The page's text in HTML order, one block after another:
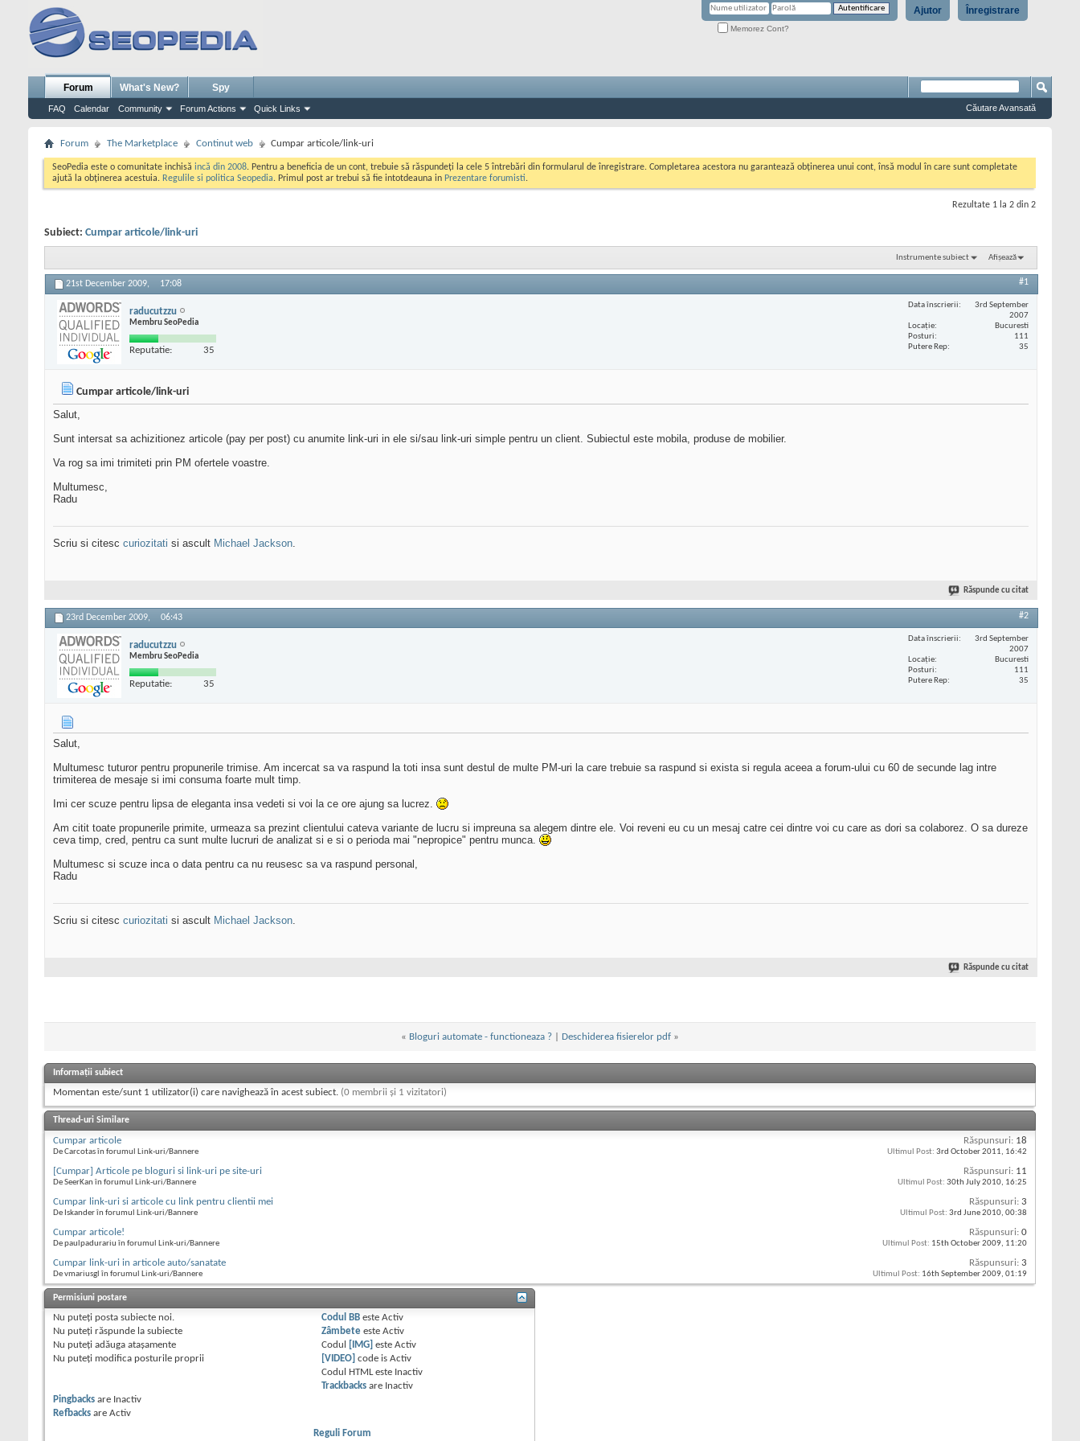
Înregistrare
Ajutor
Memorez Cont?
Forum
FAQ Calendar Community Forum Actions Quick Links
What's New? Spy
Căutare Avansată
Forum The Marketplace Continut web Cumpar articole/link-uri
SeoPedia este o comunitate inchisă incă din 2008. Pentru a beneficia de un cont, trebuie să răspundeți la cele 5 întrebări din formularul de înregistrare. Completarea acestora nu garantează obținerea unui cont, însă modul în care sunt completate
ajută la obținerea acestuia. Regulile si politica Seopedia. Primul post ar trebui să fie intotdeauna in Prezentare forumisti.
Rezultate 1 la 2 din 2
Subiect: Cumpar articole/link-uri
Instrumente subiect Afișează
21st December 2009, 17:08 #1
raducutzzu
Membru SeoPedia
Reputatie: 35
Data înscrierii
3rd September
2007
Locaţie
Bucuresti
Posturi
111
Putere Rep
35
Cumpar articole/link-uri
Salut,
Sunt intersat sa achizitionez articole (pay per post) cu anumite link-uri in ele si/sau link-uri simple pentru un client. Subiectul este mobila, produse de mobilier.
Va rog sa imi trimiteti prin PM ofertele voastre.
Multumesc,
Radu
Scriu si citesc curiozitati si ascult Michael Jackson.
Răspunde cu citat
23rd December 2009, 06:43 #2
raducutzzu
Membru SeoPedia
Reputatie: 35
Data înscrierii
3rd September
2007
Locaţie
Bucuresti
Posturi
111
Putere Rep
35
Salut,
Multumesc tuturor pentru propunerile trimise. Am incercat sa va raspund la toti insa sunt destul de multe PM-uri la care trebuie sa raspund si exista si regula aceea a forum-ului cu 60 de secunde lag intre
trimiterea de mesaje si imi consuma foarte mult timp.
Imi cer scuze pentru lipsa de eleganta insa vedeti si voi la ce ore ajung sa lucrez.
Am citit toate propunerile primite, urmeaza sa prezint clientului cateva variante de lucru si impreuna sa alegem dintre ele. Voi reveni eu cu un mesaj catre cei dintre voi cu care as dori sa colaborez. O sa dureze
ceva timp, cred, pentru ca sunt multe lucruri de analizat si e si o perioda mai "nepropice" pentru munca.
Multumesc si scuze inca o data pentru ca nu reusesc sa va raspund personal,
Radu
Scriu si citesc curiozitati si ascult Michael Jackson.
Răspunde cu citat
« Bloguri automate - functioneaza ? Deschiderea fisierelor pdf »
Informații subiect
Momentan este/sunt 1 utilizator(i) care navighează în acest subiect. (0 membrii și 1 vizitatori)
Thread-uri Similare
Cumpar articole
De Carcotas în forumul Link-uri/Bannere
Răspunsuri: 18
Ultimul Post: 3rd October 2011, 16:42
[Cumpar] Articole pe bloguri si link-uri pe site-uri
De SeerKan în forumul Link-uri/Bannere
Răspunsuri: 11
Ultimul Post: 30th July 2010, 16:25
Cumpar link-uri si articole cu link pentru clientii mei
De Iskander în forumul Link-uri/Bannere
Răspunsuri: 3
Ultimul Post: 3rd June 2010, 00:38
Cumpar articole!
De paulpadurariu în forumul Link-uri/Bannere
Răspunsuri: 0
Ultimul Post: 15th October 2009, 11:20
Cumpar link-uri in articole auto/sanatate
De vmariusgl în forumul Link-uri/Bannere
Răspunsuri: 3
Ultimul Post: 16th September 2009, 01:19
Permisiuni postare
Nu puteţi posta subiecte noi.
Nu puteţi răspunde la subiecte
Nu puteţi adăuga ataşamente
Nu puteţi modifica posturile proprii
Codul BB esteActiv
Zâmbete esteActiv
Codul
[IMG] esteActiv
[VIDEO] code isActiv
Codul HTML este Inactiv
Trackbacks are Inactiv
Pingbacks are Inactiv
Refbacks are Activ
Reguli Forum